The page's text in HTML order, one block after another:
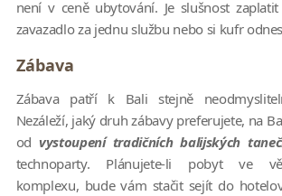
není v ceně ubytování. Je slušnost
zavazadlo za jednu službu nebo si kufr
Zábava
Zábava patří k Bali stejně
Nezáleží, jaký druh zábavy preferujete, na
odvystoupení tradičních balijských
technoparty. Plánujete-li pobyt ve
komplexu, bude vám stačit sejít do